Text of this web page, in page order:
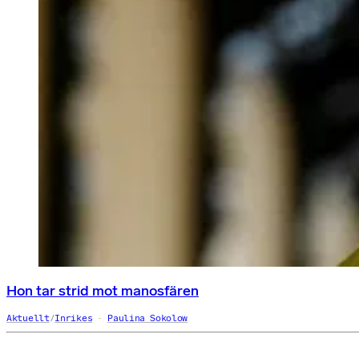
Hon tar strid mot manosfären
Aktuellt/Inrikes Paulina Sokolow